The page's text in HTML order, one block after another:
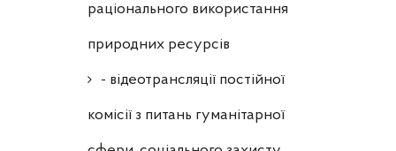
раціонального використання
природних ресурсів
- відеотрансляції постійної
комісії з питань гуманітарної